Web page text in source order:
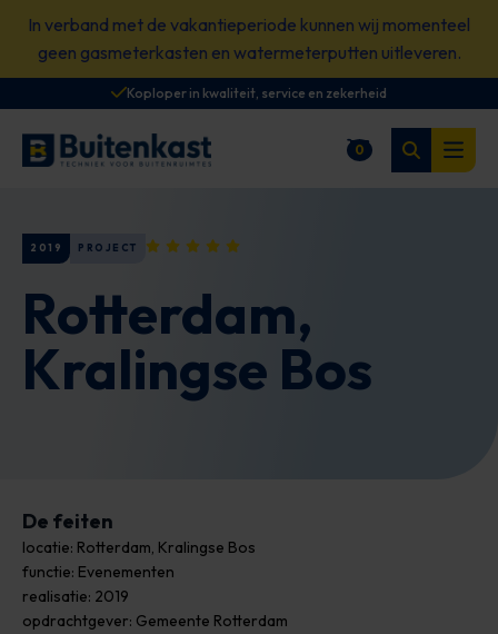
content
In verband met de vakantieperiode kunnen wij momenteel
geen gasmeterkasten en watermeterputten uitleveren.
Koploper in kwaliteit, service en zekerheid
0
Winkelwagen
Zoeken
Open
Rotterdam,
Kralingse Bos
2019 PROJECT
De feiten
locatie: Rotterdam, Kralingse Bos
functie: Evenementen
realisatie: 2019
opdrachtgever: Gemeente Rotterdam